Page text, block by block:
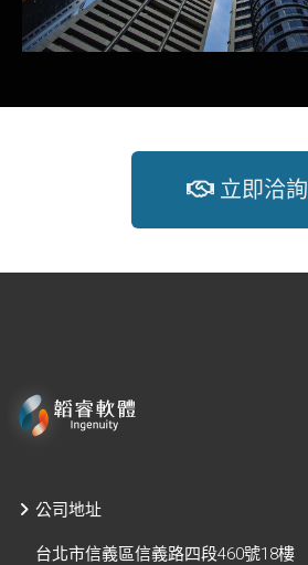
立即洽詢
公司地址
台北市信義區信義路四段460號18樓